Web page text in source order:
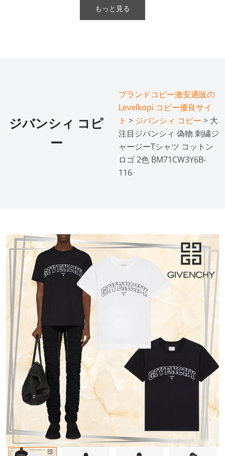
もっと見る
ジバンシィ コピ
ー
ブランドコピー激安通販の
Levelkopi コピー優良サイ
ト > ジバンシィ コピー > 大
注目ジバンシィ 偽物 刺繍ジ
ャージーTシャツ コットン
ロゴ 2色 BM71CW3Y6B-
116